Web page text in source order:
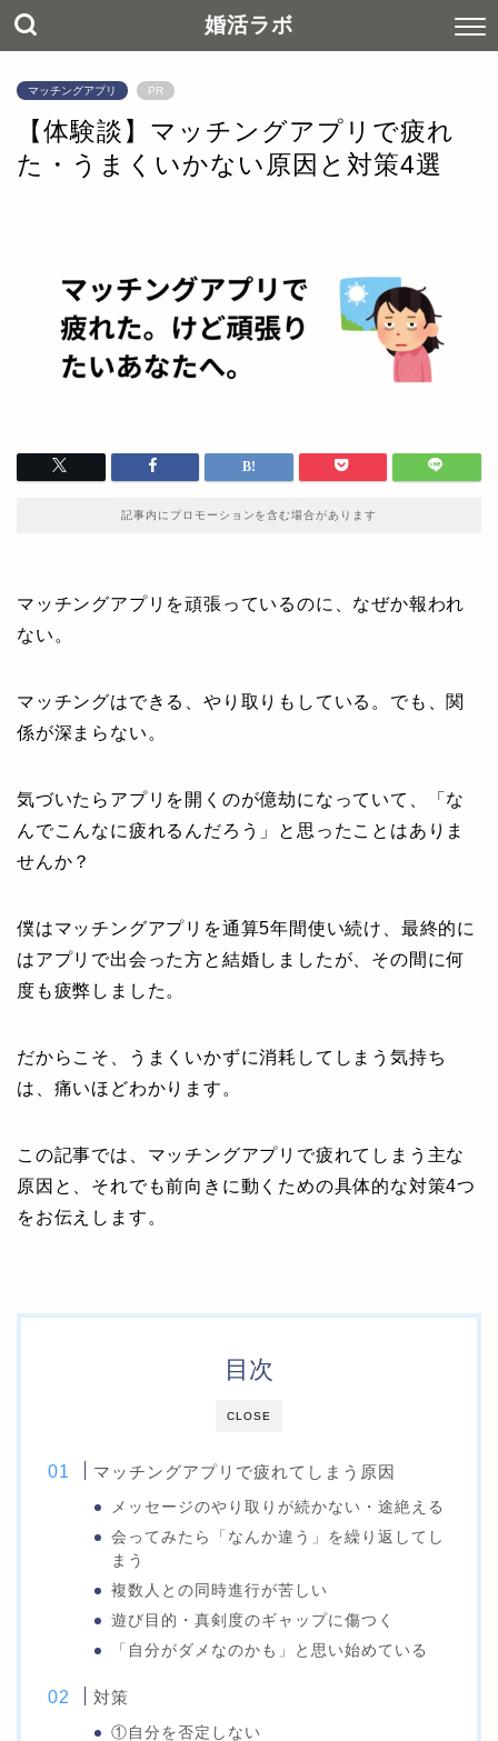
婚活ラボ
マッチングアプリ PR
【体験談】マッチングアプリで疲れ
た・うまくいかない原因と対策4選
記事内にプロモーションを含む場合があります
マッチングアプリを頑張っているのに、なぜか報われ
ない。
マッチングはできる、やり取りもしている。でも、関
係が深まらない。
気づいたらアプリを開くのが億劫になっていて、「な
んでこんなに疲れるんだろう」と思ったことはありま
せんか？
僕はマッチングアプリを通算5年間使い続け、最終的に
はアプリで出会った方と結婚しましたが、その間に何
度も疲弊しました。
だからこそ、うまくいかずに消耗してしまう気持ち
は、痛いほどわかります。
この記事では、マッチングアプリで疲れてしまう主な
原因と、それでも前向きに動くための具体的な対策4つ
をお伝えします。
CLOSE
目次
マッチングアプリで疲れてしまう原因
メッセージのやり取りが続かない・途絶える
会ってみたら「なんか違う」を繰り返してし
まう
複数人との同時進行が苦しい
遊び目的・真剣度のギャップに傷つく
「自分がダメなのかも」と思い始めている
対策
①自分を否定しない